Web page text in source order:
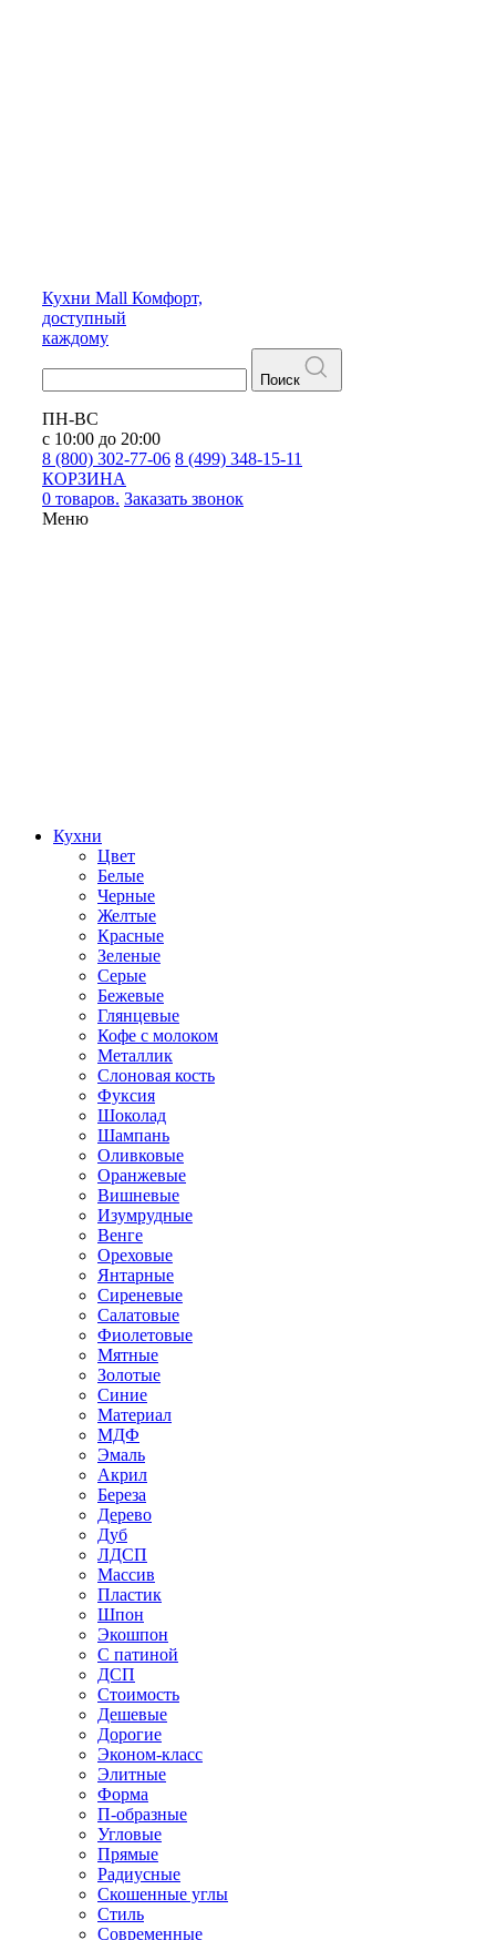
Кухни Mall Комфорт,
доступный
каждому
Поиск
ПН-ВС
с 10:00 до 20:00
8 (800) 302-77-06 8 (499) 348-15-11
КОРЗИНА
0 товаров. Заказать звонок
Меню
Кухни
Цвет
Белые
Черные
Желтые
Красные
Зеленые
Серые
Бежевые
Глянцевые
Кофе с молоком
Металлик
Слоновая кость
Фуксия
Шоколад
Шампань
Оливковые
Оранжевые
Вишневые
Изумрудные
Венге
Ореховые
Янтарные
Сиреневые
Салатовые
Фиолетовые
Мятные
Золотые
Синие
Материал
МДФ
Эмаль
Акрил
Береза
Дерево
Дуб
ЛДСП
Массив
Пластик
Шпон
Экошпон
С патиной
ДСП
Стоимость
Дешевые
Дорогие
Эконом-класс
Элитные
Форма
П-образные
Угловые
Прямые
Радиусные
Скошенные углы
Стиль
Современные